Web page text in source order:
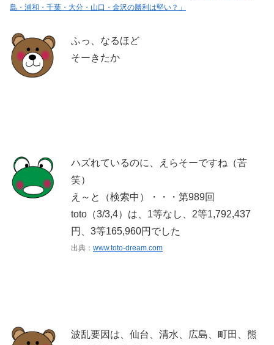
島・浦和・千葉・大分・山口・金沢の勝利は堅い？」
ふっ、なるほど
そーきたか
ハズれているのに、えらそーですね（苦
笑）
え～と（検索中）・・・第989回
toto（3/3,4）は、1等なし、2等1,792,437
円、3等165,960円でした
出典： www.toto-dream.com
波乱要因は、仙台、清水、広島、町田、熊